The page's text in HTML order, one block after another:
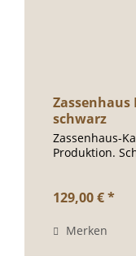
schwarz
Zassenhaus-
Produktion.
129,00 € *
Merken